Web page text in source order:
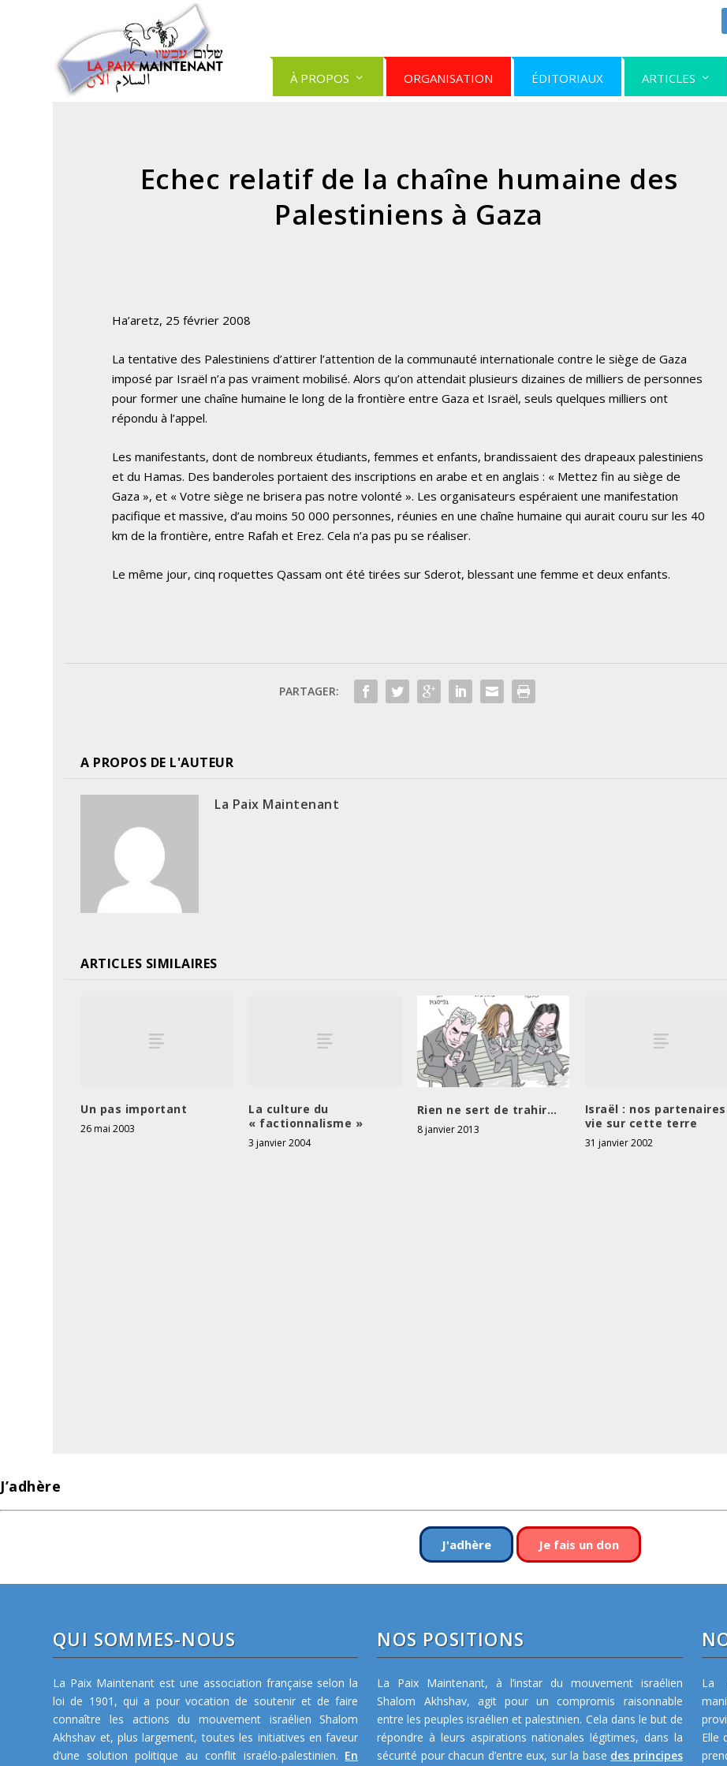
À PROPOS ORGANISATION ÉDITORIAUX ARTICLES
Echec relatif de la chaîne humaine des
Palestiniens à Gaza
Ha’aretz, 25 février 2008
La tentative des Palestiniens d’attirer l’attention de la communauté internationale contre le siège de Gaza
imposé par Israël n’a pas vraiment mobilisé. Alors qu’on attendait plusieurs dizaines de milliers de personnes
pour former une chaîne humaine le long de la frontière entre Gaza et Israël, seuls quelques milliers ont
répondu à l’appel.
Les manifestants, dont de nombreux étudiants, femmes et enfants, brandissaient des drapeaux palestiniens
et du Hamas. Des banderoles portaient des inscriptions en arabe et en anglais : « Mettez fin au siège de
Gaza », et « Votre siège ne brisera pas notre volonté ». Les organisateurs espéraient une manifestation
pacifique et massive, d’au moins 50 000 personnes, réunies en une chaîne humaine qui aurait couru sur les 40
km de la frontière, entre Rafah et Erez. Cela n’a pas pu se réaliser.
Le même jour, cinq roquettes Qassam ont été tirées sur Sderot, blessant une femme et deux enfants.
PARTAGER:
A PROPOS DE L'AUTEUR
La Paix Maintenant
ARTICLES SIMILAIRES
Un pas important
26 mai 2003
La culture du
« factionnalisme »
3 janvier 2004
Rien ne sert de trahir…
8 janvier 2013
Israël : nos partenaires
vie sur cette terre
31 janvier 2002
J’adhère
J'adhère Je fais un don
QUI SOMMES-NOUS
La Paix Maintenant est une association française selon la
loi de 1901, qui a pour vocation de soutenir et de faire
connaître les actions du mouvement israélien Shalom
Akhshav et, plus largement, toutes les initiatives en faveur
d’une solution politique au conflit israélo-palestinien. En
NOS POSITIONS
La Paix Maintenant, à l’instar du mouvement israélien
Shalom Akhshav, agit pour un compromis raisonnable
entre les peuples israélien et palestinien. Cela dans le but de
répondre à leurs aspirations nationales légitimes, dans la
sécurité pour chacun d’entre eux, sur la base des principes
La
Elle